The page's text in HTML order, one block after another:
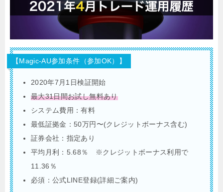
【Magic-AU参加条件（参加OK）】
2020年7月1日検証開始
最大31日間お試し無料あり
システム費用：有料
最低証拠金：50万円〜(クレジットボーナス含む)
証券会社：指定あり
平均月利：5.68％ ※クレジットボーナス利用で
11.36％
必須：公式LINE登録(詳細ご案内)